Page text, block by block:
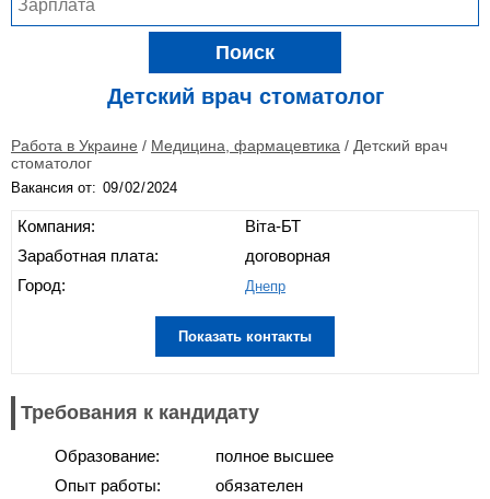
Поиск
Детский врач стоматолог
Работа в Украине / Медицина, фармацевтика / Детский врач
стоматолог
Вакансия от:
Компания:
Заработная плата:
Город:
Віта-БТ
договорная
Днепр
Показать контакты
Требования к кандидату
Образование:
Опыт работы:
полное высшее
обязателен